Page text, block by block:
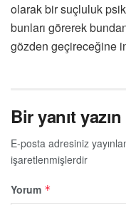
olarak bir suçluluk
bunları görerek
gözden geçireceğine
Bir yanıt yazın
E-posta adresiniz
işaretlenmişlerdir
Yorum *